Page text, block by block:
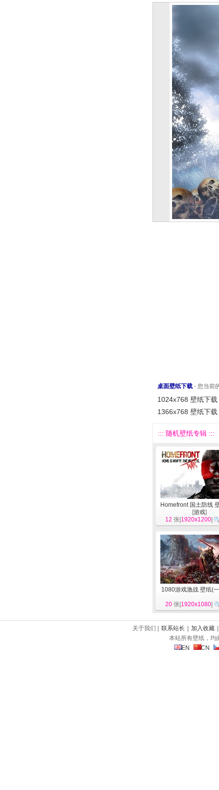
桌面壁纸下载 - 您当前
1024x768 壁纸下载
1366x768 壁纸下载
::: 随机壁纸专辑 :::
Homefront 国土防线
[游戏]
12 张| 1920x1200
1080游戏激战 壁纸(
20 张| 1920x1080
关于我们 | 联系站长 加入收藏
本站所有壁纸，均
EN
CN